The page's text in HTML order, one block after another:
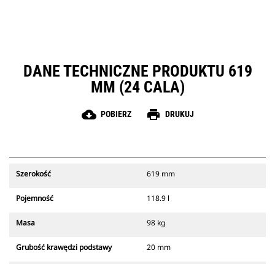
DANE TECHNICZNE PRODUKTU 619
MM (24 CALA)
cloud_download POBIERZ print DRUKUJ
Szerokość 619 mm
Pojemność 118.9 l
Masa 98 kg
Grubość krawędzi podstawy 20 mm